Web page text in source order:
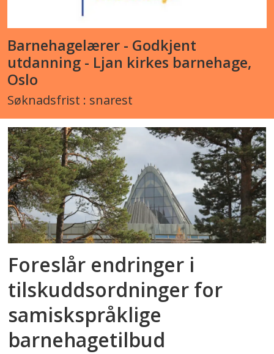
Barnehagelærer - Godkjent
utdanning - Ljan kirkes barnehage,
Oslo
Søknadsfrist : snarest
Foreslår endringer i
tilskuddsordninger for
samiskspråklige
barnehagetilbud